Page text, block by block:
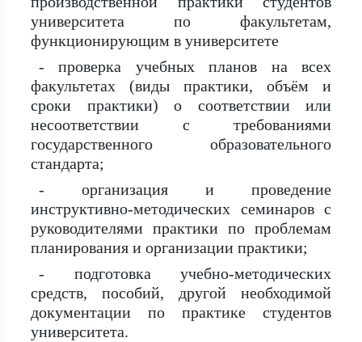
университета по факультетам,
функционирующим в университете
- проверка учебных планов на всех
факультетах (виды практики, объём и
сроки практики) о соответствии или
несоответствии с требованиями
государственного образовательного
стандарта;
- организация и проведение
инструктивно-методических семинаров с
руководителями практики по проблемам
планирования и организации практики;
- подготовка учебно-методических
средств, пособий, другой необходимой
документации по практике студентов
университета.